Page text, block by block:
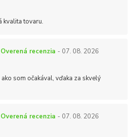
kvalita tovaru.
Overená recenzia - 07. 08. 2026
som očakával, vďaka za skvelý
Overená recenzia - 07. 08. 2026